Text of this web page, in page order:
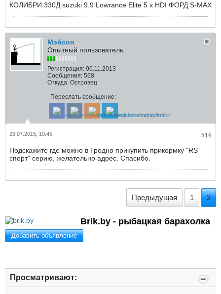
КОЛИБРИ 330Д suzuki 9.9 Lowrance Elite 5 x HDI ФОРД S-MAX
Мэйсон
Опытный пользователь
Регистрация: 06.11.2013
Сообщения: 568
Откуда: Островец
Переслать сообщение:
#19
23.07.2015, 10:45
Подскажите где можно в Гродно прикупить прикормку "RS
спорт" серию, желательно адрес. Спасибо.
Предыдущая 1 2
Brik.by - рыбацкая барахолка
Добавить объявление
Просматривают: